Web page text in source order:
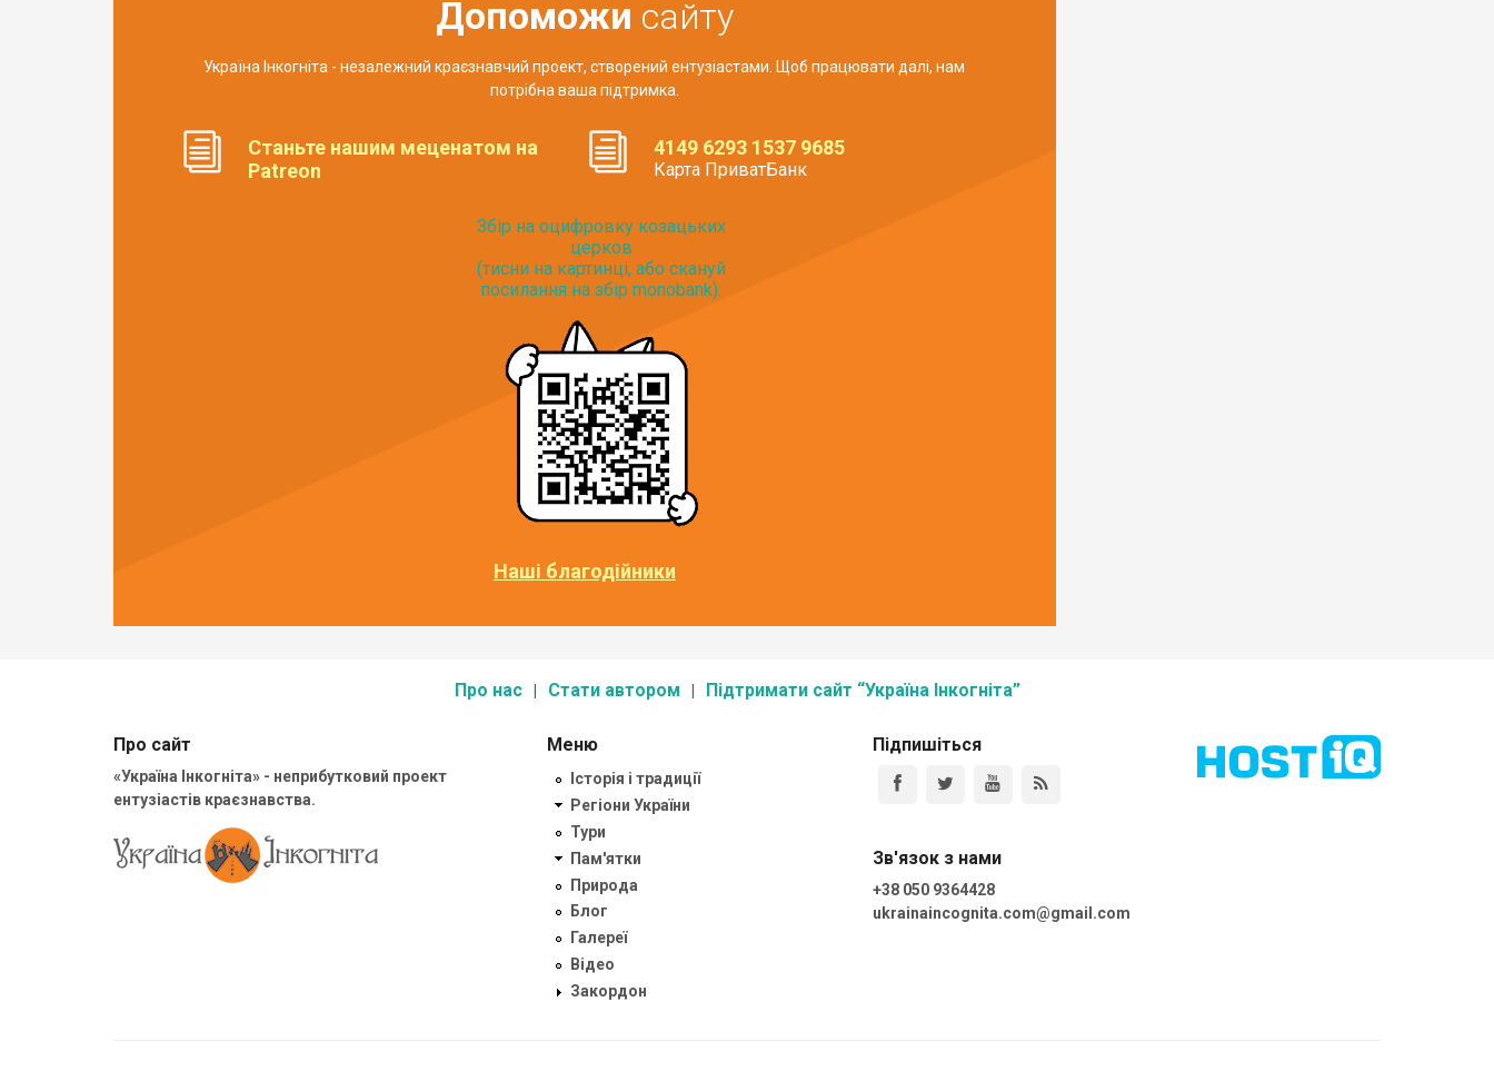
Допоможи сайту
Україна Інкогніта - незалежний краєзнавчий проект, створений ентузіастами. Щоб працювати далі, нам
потрібна ваша підтримка.
Станьте нашим меценатом на
Patreon
4149 6293 1537 9685
Карта ПриватБанк
Збір на оцифровку козацьких
церков
(тисни на картинці, або скануй
посилання на збір monobank):
Наші благодійники
Про нас Стати автором Підтримати сайт “Україна Інкогніта”
Про сайт
«Україна Інкогніта» - неприбутковий проект
ентузіастів краєзнавства.
Меню
Історія і традиції
Регіони України
Тури
Пам'ятки
Природа
Блог
Галереї
Відео
Закордон
Підпишіться
Зв'язок з нами
+38 050 9364428
ukrainaincognita.com@gmail.com